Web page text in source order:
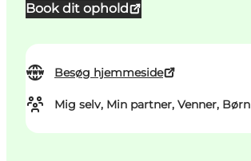
Book dit ophold
Besøg hjemmeside
Mig selv, Min partner, Venner, Børn